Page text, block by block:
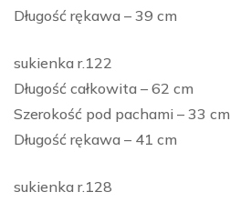
Długość rękawa – 39 cm
sukienka r.122
Długość całkowita – 62 cm
Szerokość pod pachami – 33 cm
Długość rękawa – 41 cm
sukienka r.128